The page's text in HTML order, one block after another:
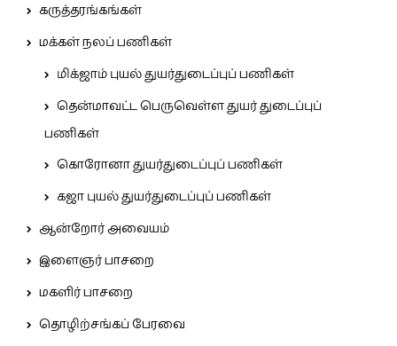
கருத்தரங்கங்கள்
மக்கள் நலப் பணிகள்
மிக்ஜாம் புயல் துயர்துடைப்புப் பணிகள்
தென்மாவட்ட பெருவெள்ள துயர் துடைப்புப்
பணிகள்
கொரோனா துயர்துடைப்புப் பணிகள்
கஜா புயல் துயர்துடைப்புப் பணிகள்
ஆன்றோர் அவையம்
இளைஞர் பாசறை
மகளிர் பாசறை
தொழிற்சங்கப் பேரவை